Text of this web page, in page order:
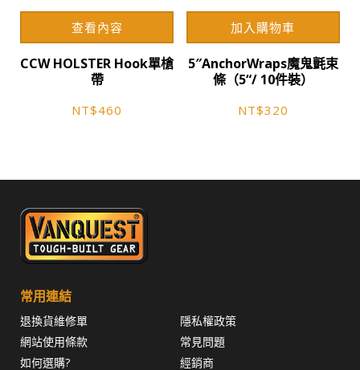
選
選
查看內容
CCW HOLSTER Hook單槍
帶
NT$460
加入購物車
5″AnchorWraps魔鬼氈束
條（5“/ 10件裝）
NT$320
常用連結
退換貨維修單
隱私權政策
網站使用條款
常見問題
如何選購?
經銷商